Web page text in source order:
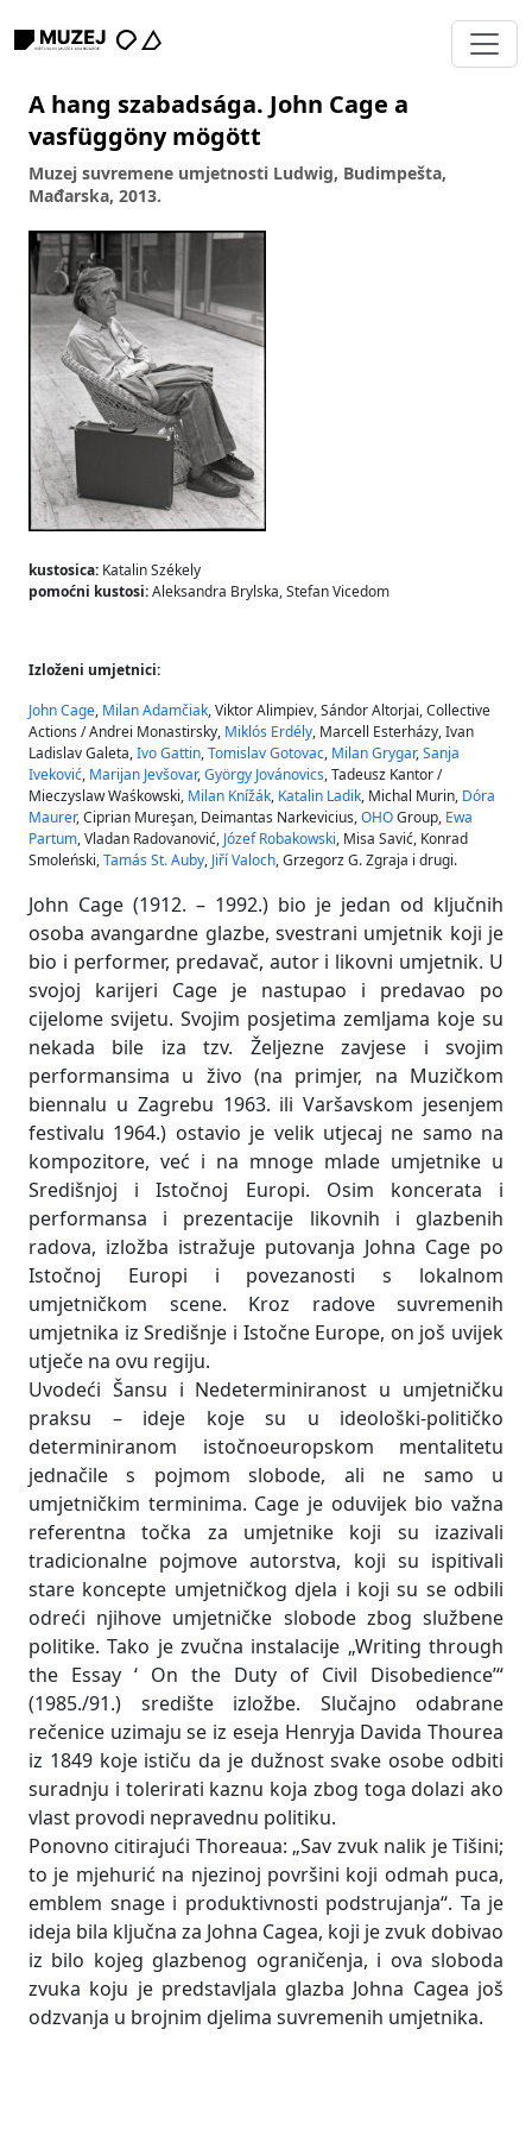
A hang szabadsága. John Cage a
vasfüggöny mögött
Muzej suvremene umjetnosti Ludwig, Budimpešta,
Mađarska, 2013.
kustosica: Katalin Székely
pomoćni kustosi:Aleksandra Brylska, Stefan Vicedom
Izloženi umjetnici:
John Cage, Milan Adamčiak, Viktor Alimpiev, Sándor Altorjai, Collective
Actions / Andrei Monastirsky, Miklós Erdély, Marcell Esterházy, Ivan
Ladislav Galeta,Ivo Gattin,Tomislav Gotovac, Milan Grygar,Sanja
Iveković, Marijan Jevšovar,György Jovánovics, Tadeusz Kantor /
Mieczyslaw Waśkowski, Milan Knížák, Katalin Ladik, Michal Murin, Dóra
Maurer, Ciprian Mureşan, Deimantas Narkevicius,OHOGroup, Ewa
Partum, Vladan Radovanović, Józef Robakowski, Misa Savić, Konrad
Smoleński,Tamás St. Auby, Jiří Valoch, Grzegorz G. Zgraja i drugi.
John Cage (1912. – 1992.) bio je jedan od ključnih
osoba avangardne glazbe, svestrani umjetnik koji je
bio i performer, predavač, autor i likovni umjetnik. U
svojoj karijeri Cage je nastupao i predavao po
cijelome svijetu. Svojim posjetima zemljama koje su
nekada bile iza tzv. Željezne zavjese i svojim
performansima u živo (na primjer, na Muzičkom
biennalu u Zagrebu 1963. ili Varšavskom jesenjem
festivalu 1964.) ostavio je velik utjecaj ne samo na
kompozitore, već i na mnoge mlade umjetnike u
Središnjoj i Istočnoj Europi. Osim koncerata i
performansa i prezentacije likovnih i glazbenih
radova, izložba istražuje putovanja Johna Cage po
Istočnoj Europi i povezanosti s lokalnom
umjetničkom scene. Kroz radove suvremenih
umjetnika iz Središnje i Istočne Europe, on još uvijek
utječe na ovu regiju.
Uvodeći Šansu i Nedeterminiranost u umjetničku
praksu – ideje koje su u ideološki-političko
determiniranom istočnoeuropskom mentalitetu
jednačile s pojmom slobode, ali ne samo u
umjetničkim terminima. Cage je oduvijek bio važna
referentna točka za umjetnike koji su izazivali
tradicionalne pojmove autorstva, koji su ispitivali
stare koncepte umjetničkog djela i koji su se odbili
odreći njihove umjetničke slobode zbog službene
politike. Tako je zvučna instalacije „Writing through
the Essay ‘ On the Duty of Civil Disobedience’“
(1985./91.) središte izložbe. Slučajno odabrane
rečenice uzimaju se iz eseja Henryja Davida Thourea
iz 1849 koje ističu da je dužnost svake osobe odbiti
suradnju i tolerirati kaznu koja zbog toga dolazi ako
vlast provodi nepravednu politiku.
Ponovno citirajući Thoreaua: „Sav zvuk nalik je Tišini;
to je mjehurić na njezinoj površini koji odmah puca,
emblem snage i produktivnosti podstrujanja“. Ta je
ideja bila ključna za Johna Cagea, koji je zvuk dobivao
iz bilo kojeg glazbenog ograničenja, i ova sloboda
zvuka koju je predstavljala glazba Johna Cagea još
odzvanja u brojnim djelima suvremenih umjetnika.